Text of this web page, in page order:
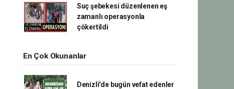
Suç şebekesi düzenlenen eş
zamanlı operasyonla
çökertildi
En Çok Okunanlar
Denizli'de bugün vefat edenler